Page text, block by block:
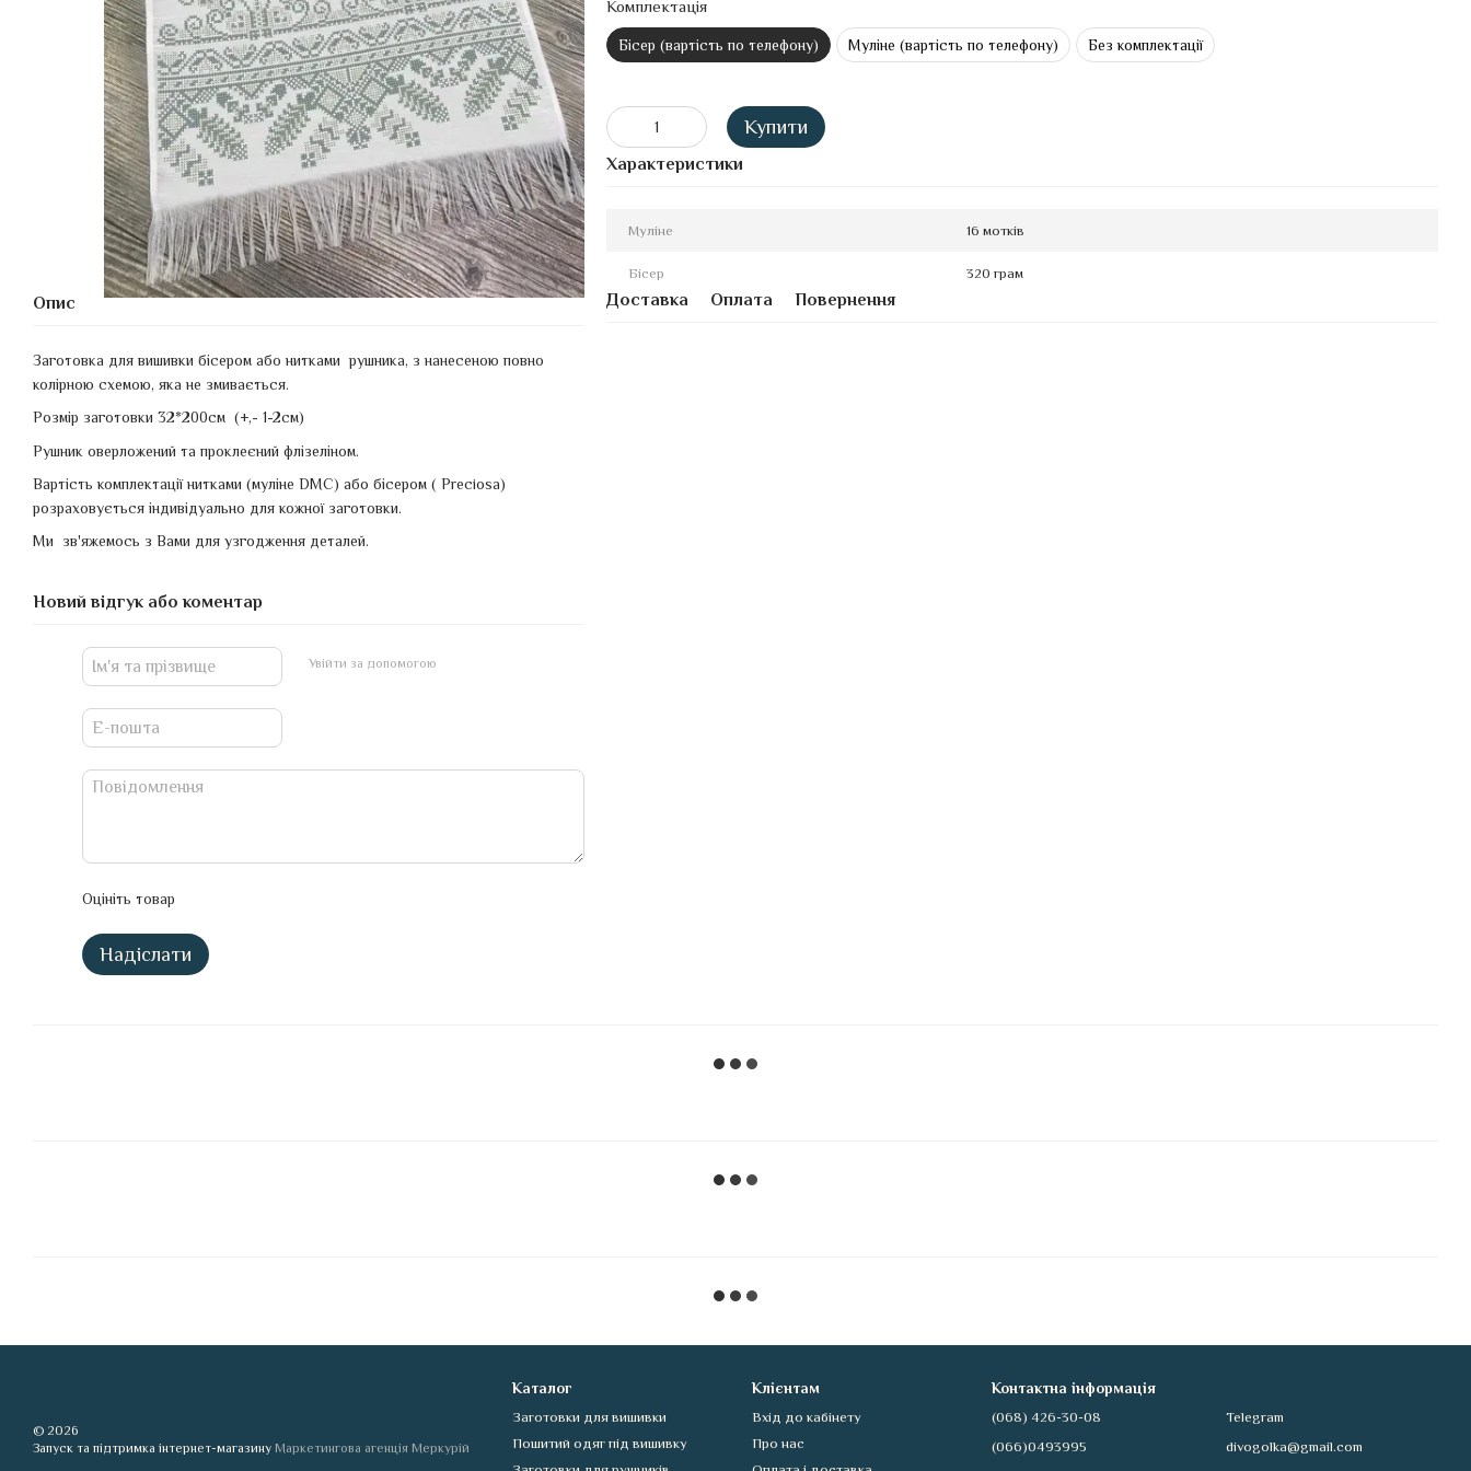
Опис
Заготовка для вишивки бісером або нитками рушника, з нанесеною повно
колірною схемою, яка не змивається.
Розмір заготовки 32*200см (+,- 1-2см)
Рушник оверложений та проклеєний флізеліном.
Вартість комплектації нитками (муліне DMC) або бісером ( Preciosa)
розраховується індивідуально для кожної заготовки.
Ми зв'яжемось з Вами для узгодження деталей.
Новий відгук або коментар
Увійти за допомогою
Оцініть товар
Надіслати
Комплектація
Бісер (вартість по телефону) Муліне (вартість по телефону) Без комплектації
Купити
Характеристики
Муліне 16 мотків
Бісер 320 грам
Доставка Оплата Повернення
© 2026
Запуск та підтримка інтернет-магазину Маркетингова агенція Меркурій
Каталог
Заготовки для вишивки
Пошитий одяг під вишивку
Клієнтам
Вхід до кабінету
Про нас
Контактна інформація
(068) 426-30-08
(066)0493995
Telegram
divogolka@gmail.com